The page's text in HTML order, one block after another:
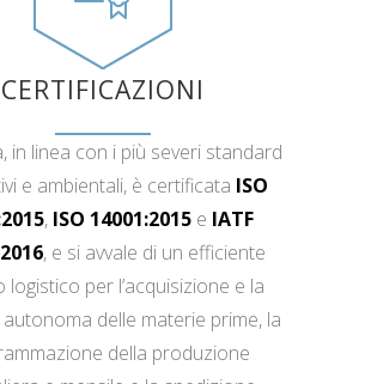
CERTIFICAZIONI
in linea con i più severi standard
e ambientali, è certificata ISO
, ISO 14001:2015e IATF
, e si avvale di un efficiente
logistico per l’acquisizione e la
delle materie prime, la
della produzione